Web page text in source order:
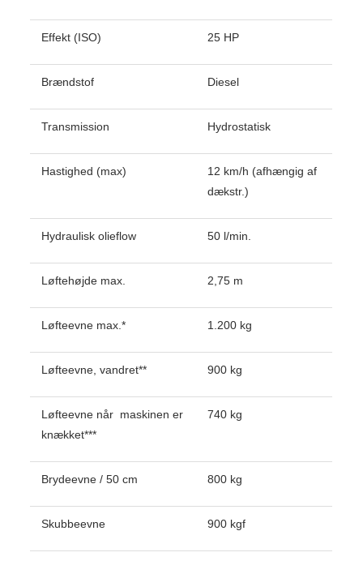
Effekt (ISO) 25 HP
Brændstof Diesel
Transmission Hydrostatisk
Hastighed (max)
12 km/h (afhængig af
dækstr.)
Hydraulisk olieflow 50 l/min.
Løftehøjde max. 2,75 m
Løfteevne max.* 1.200 kg
Løfteevne, vandret** 900 kg
Løfteevne når maskinen er
knækket***
740 kg
Brydeevne / 50 cm 800 kg
Skubbeevne 900 kgf